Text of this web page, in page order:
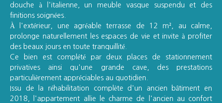
douche à l'italienne, un meuble vasque suspendu et des
finitions soignées.
À l'extérieur, une agréable terrasse de 12 m², au calme,
prolonge naturellement les espaces de vie et invite à profiter
des beaux jours en toute tranquillité.
Ce bien est complété par deux places de stationnement
privatives ainsi qu'une grande cave, des prestations
particulièrement appréciables au quotidien.
Issu de la réhabilitation complète d'un ancien bâtiment en
2018, l'appartement allie le charme de l'ancien au confort